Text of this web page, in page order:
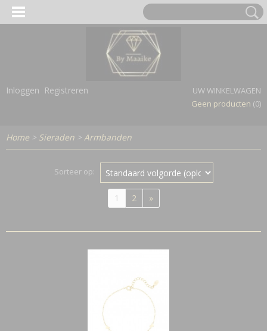
Inloggen Registreren
UW WINKELWAGEN
Geen producten (0)
Home > Sieraden > Armbanden
Sorteer op:
1 2 »